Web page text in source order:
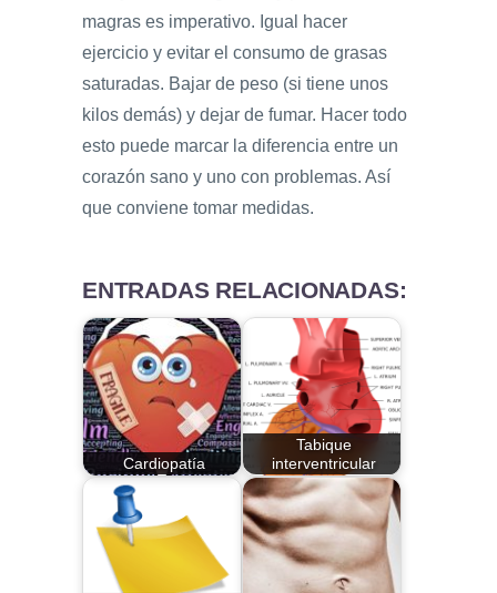
magras es imperativo. Igual hacer
ejercicio y evitar el consumo de grasas
saturadas. Bajar de peso (si tiene unos
kilos demás) y dejar de fumar. Hacer todo
esto puede marcar la diferencia entre un
corazón sano y uno con problemas. Así
que conviene tomar medidas.
ENTRADAS RELACIONADAS:
Cardiopatía
Tabique
interventricular